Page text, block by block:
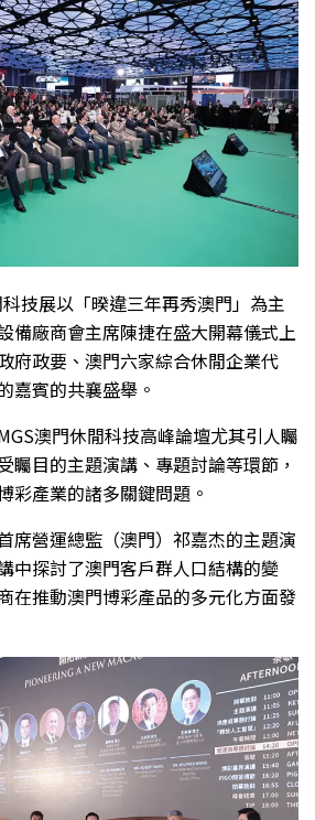
技展以「暌違三年再秀澳門」為主
備廠商會主席陳捷在盛大開幕儀式上
府政要、澳門六家綜合休閒企業代
嘉賓的共襄盛舉。
澳門休閒科技高峰論壇尤其引人矚
矚目的主題演講、專題討論等環節，
彩產業的諸多關鍵問題。
席營運總監（澳門）祁嘉杰的主題演
中探討了澳門客戶群人口結構的變
在推動澳門博彩產品的多元化方面發